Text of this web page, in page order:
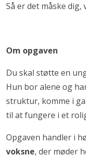
Så er det måske dig,
Om opgaven
Du skal støtte en
Hun bor alene og
struktur, komme i
til at fungere i et
Opgaven handler i
voksne, der møder